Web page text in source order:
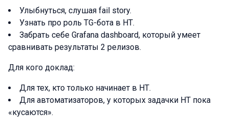
Улыбнуться, слушая fail story.
Узнать про роль TG-бота в НТ.
Забрать себе Grafana dashboard, который умеет
сравнивать результаты 2 релизов.
Для кого доклад:
Для тех, кто только начинает в НТ.
Для автоматизаторов, у которых задачки НТ пока
«кусаются».